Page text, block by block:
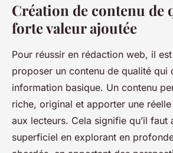
Création de contenu de
forte valeur ajoutée
Pour réussir en rédaction web, il
proposer un contenu de qualité qui
information basique. Un contenu
riche, original et apporter une
aux lecteurs. Cela signifie qu’il faut
superficiel en explorant en